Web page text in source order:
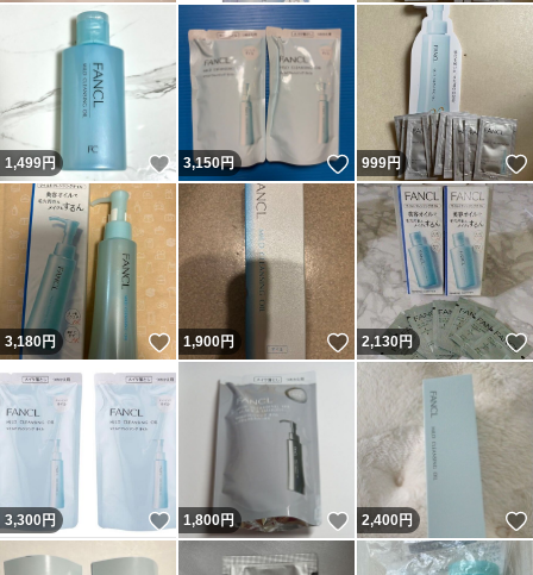
1,499円 いいね！
3,150円 いいね！
999円
3,180円 いいね！
1,900円 いいね！
2,130円
3,300円 いいね！
1,800円 いいね！
2,400円